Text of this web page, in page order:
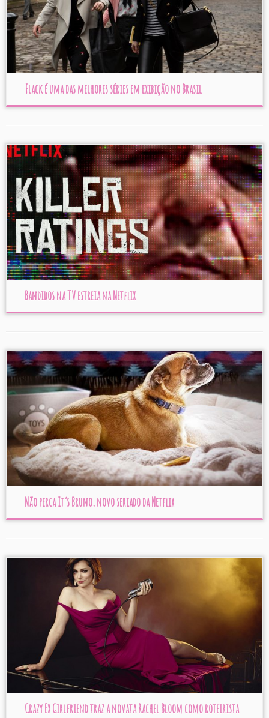
Flack é uma das melhores séries em exibição no Brasil
Bandidos na TV estreia na Netflix
Não perca It’s Bruno, novo seriado da Netflix
Crazy Ex Girlfriend traz a novata Rachel Bloom como roteirista